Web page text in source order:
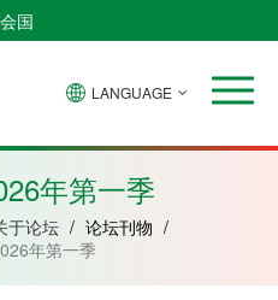
国
內
亚
克
LANGUAGE
年第一季
于论坛 / 论坛刊物 /
年第一季